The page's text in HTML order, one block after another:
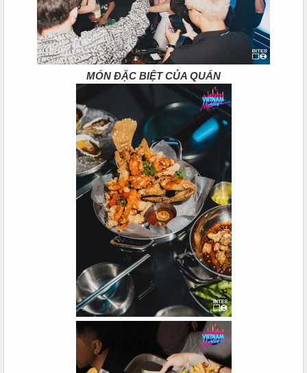
MÓN ĐẶC BIỆT CỦA QUÁN